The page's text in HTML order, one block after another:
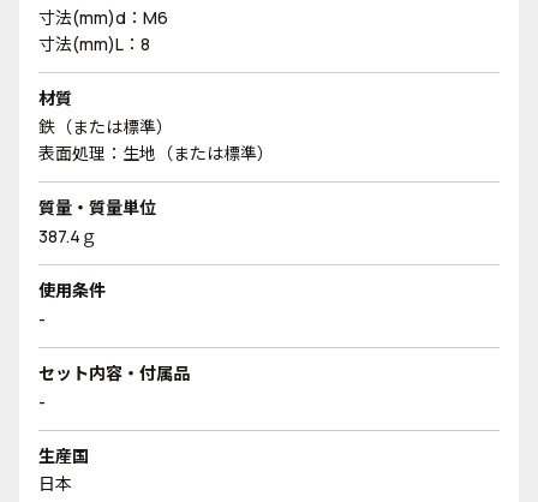
寸法(mm)d：M6
寸法(mm)L：8
材質
鉄（または標準）
表面処理：生地（または標準）
質量・質量単位
387.4ｇ
使用条件
-
セット内容・付属品
-
生産国
日本